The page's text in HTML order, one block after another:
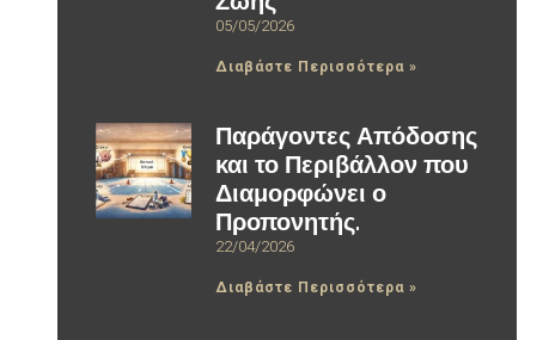
05/05/2026
Διαβάστε Περισσότερα »
Παράγοντες Απόδοσης
και το Περιβάλλον που
Διαμορφώνει ο
Προπονητής.
22/04/2026
Διαβάστε Περισσότερα »